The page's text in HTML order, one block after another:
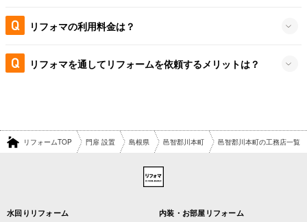
リフォマの利用料金は？
リフォマを通してリフォームを依頼するメリットは？
リフォームTOP 門扉 設置 島根県 邑智郡川本町 邑智郡川本町の工務店一覧
水回りリフォーム 内装・お部屋リフォーム